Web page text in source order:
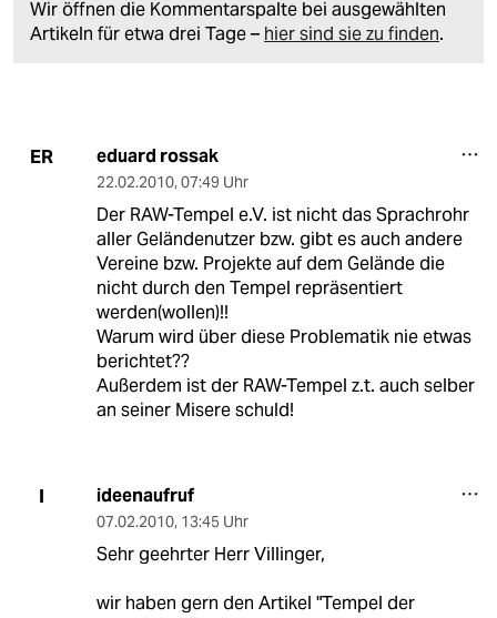
Wir öffnen die Kommentarspalte bei ausgewählten
Artikeln für etwa drei Tage – hier sind sie zu finden.
ER eduard rossak
22.02.2010, 07:49 Uhr
Der RAW-Tempel e.V. ist nicht das Sprachrohr
aller Geländenutzer bzw. gibt es auch andere
Vereine bzw. Projekte auf dem Gelände die
nicht durch den Tempel repräsentiert
werden(wollen)!!
Warum wird über diese Problematik nie etwas
berichtet??
Außerdem ist der RAW-Tempel z.t. auch selber
an seiner Misere schuld!
I ideenaufruf
07.02.2010, 13:45 Uhr
Sehr geehrter Herr Villinger,
wir haben gern den Artikel "Tempel der